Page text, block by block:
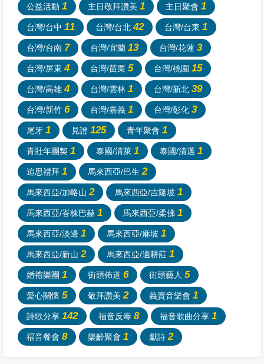
公益活動 1 主日敬拜讚美 1 主日聚會 1
台灣/台中 11 台灣/台北42 台灣/台東 1
台灣/台南 7 台灣/宜蘭 13 台灣/花蓮 3
台灣/屏東4 台灣/苗栗 5 台灣/桃園 15
台灣/高雄4 台灣/雲林 1 台灣/新北 39
台灣/新竹 6 台灣/嘉義 1 台灣/彰化 3
尾牙 1 見證 125 青年聚會 1
青壯年團契 1 泰國/清萊 1 泰國/清邁 1
追思禮拜 1 馬來西亞/巴生2
馬來西亞/加略山2 馬來西亞/吉隆坡 1
馬來西亞/峇株巴赫 1 馬來西亞/柔佛 1
馬來西亞/淡邊 1 馬來西亞/麻坡 1
馬來西亞/新山2 馬來西亞/適耕莊 1
婚禮樂團 1 街頭佈道 6 街頭藝人 5
愛心關懷 5 敬拜讚美2 義賣音樂會 1
詩歌分享 142 福音反毒 8 福音歌曲分享 1
福音餐會 8 樂齡聚會 1 獻詩2